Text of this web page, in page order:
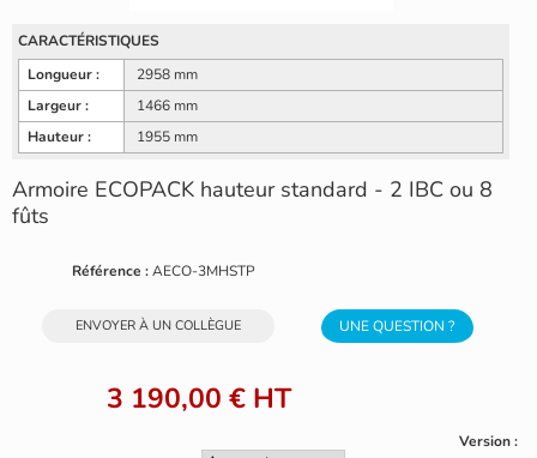
CARACTÉRISTIQUES
Longueur :
2958 mm
Largeur :
1466 mm
Hauteur :
1955 mm
Armoire ECOPACK hauteur standard - 2 IBC ou 8
fûts
Référence : AECO-3MHSTP
UNE QUESTION ?
ENVOYER À UN COLLÈGUE
3 190,00 € HT
Version :